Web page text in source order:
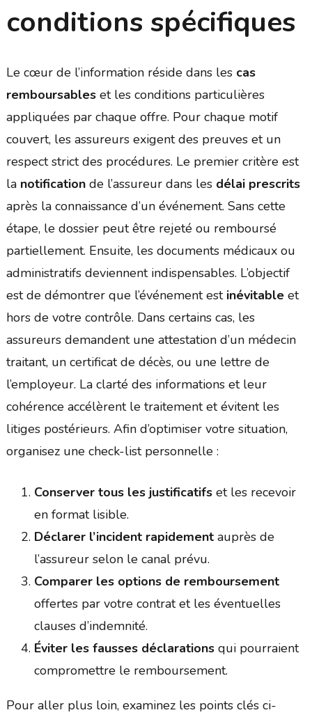
conditions spécifiques
Le cœur de l’information réside dans les cas
remboursableset les conditions particulières
appliquées par chaque offre. Pour chaque motif
couvert, les assureurs exigent des preuves et un
respect strict des procédures. Le premier critère est
la notificationde l’assureur dans les délai prescrits
après la connaissance d’un événement. Sans cette
étape, le dossier peut être rejeté ou remboursé
partiellement. Ensuite, les documents médicaux ou
administratifs deviennent indispensables. L’objectif
est de démontrer que l’événement est inévitableet
hors de votre contrôle. Dans certains cas, les
assureurs demandent une attestation d’un médecin
traitant, un certificat de décès, ou une lettre de
l’employeur. La clarté des informations et leur
cohérence accélèrent le traitement et évitent les
litiges postérieurs. Afin d’optimiser votre situation,
organisez une check-list personnelle :
Conserver tous les justificatifset les recevoir
en format lisible.
Déclarer l’incident rapidementauprès de
l’assureur selon le canal prévu.
Comparer les options de remboursement
offertes par votre contrat et les éventuelles
clauses d’indemnité.
Éviter les fausses déclarationsqui pourraient
compromettre le remboursement.
Pour aller plus loin, examinez les points clés ci-